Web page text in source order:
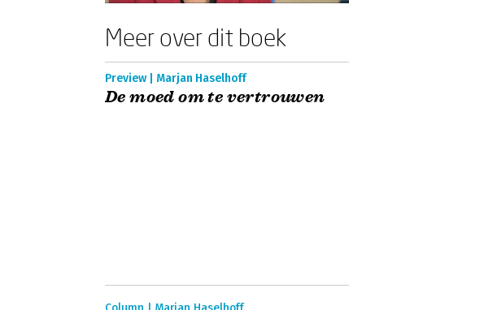
Meer over dit boek
Preview | Marjan Haselhoff
De moed om te vertrouwen